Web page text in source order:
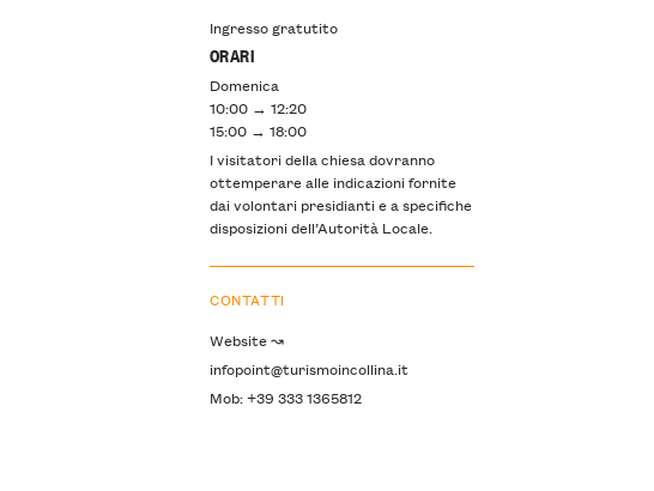
Ingresso gratutito
ORARI
Domenica
10:00 → 12:20
15:00 → 18:00
I visitatori della chiesa dovranno
ottemperare alle indicazioni fornite
dai volontari presidianti e a specifiche
disposizioni dell’Autorità Locale.
CONTATTI
Website ↝
infopoint@turismoincollina.it
Mob: +39 333 1365812